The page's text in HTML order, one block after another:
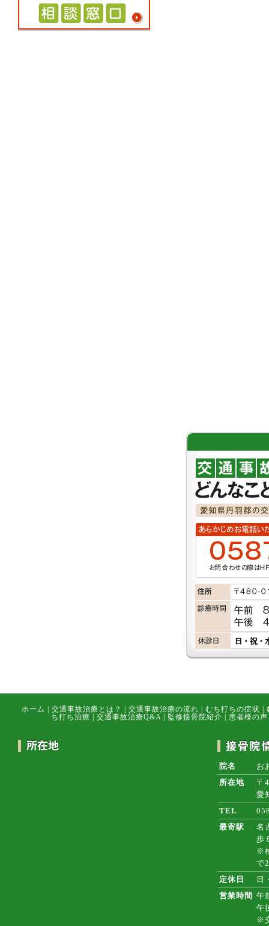
ホーム 交通事故治療とは？ 交通事故治療の流れ むち打ちの症状
ち打ち治療
交通事故治療Q&A 監修接骨院紹介 患者様の声
院名
お
所在地
〒
愛
TEL
最寄駅
名
歩
※
で
定休日
日
営業時間 午
午
※